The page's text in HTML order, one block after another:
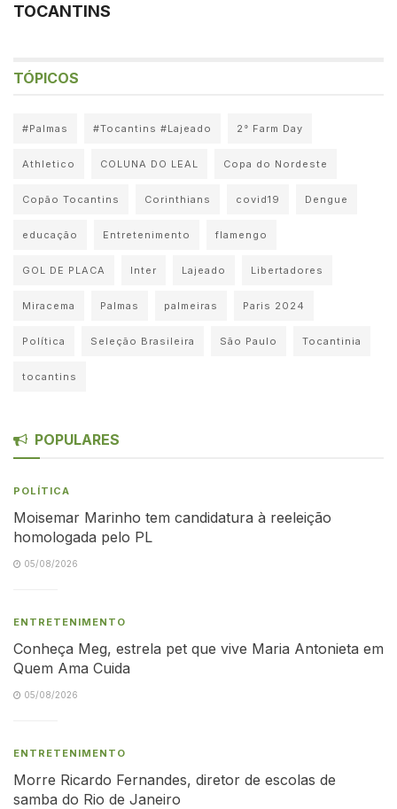
TOCANTINS
TÓPICOS
#Palmas #Tocantins #Lajeado 2° Farm Day
Athletico COLUNA DO LEAL Copa do Nordeste
Copão Tocantins Corinthians covid19 Dengue
educação Entretenimento flamengo
GOL DE PLACA Inter Lajeado Libertadores
Miracema Palmas palmeiras Paris 2024
Política Seleção Brasileira São Paulo Tocantinia
tocantins
POPULARES
POLÍTICA
Moisemar Marinho tem candidatura à reeleição
homologada pelo PL
05/08/2026
ENTRETENIMENTO
Conheça Meg, estrela pet que vive Maria Antonieta em
Quem Ama Cuida
05/08/2026
ENTRETENIMENTO
Morre Ricardo Fernandes, diretor de escolas de
samba do Rio de Janeiro